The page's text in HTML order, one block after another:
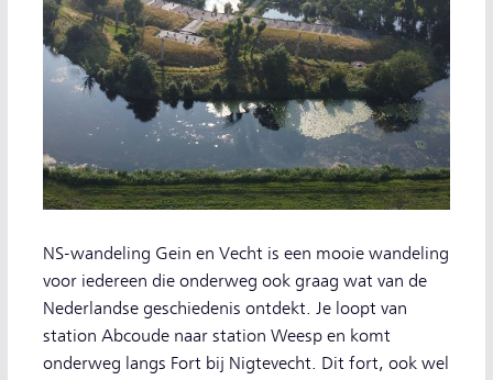
NS-wandeling Gein en Vecht is een mooie wandeling
voor iedereen die onderweg ook graag wat van de
Nederlandse geschiedenis ontdekt. Je loopt van
station Abcoude naar station Weesp en komt
onderweg langs Fort bij Nigtevecht. Dit fort, ook wel